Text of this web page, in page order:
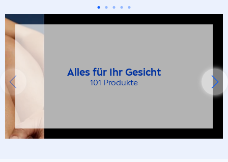
Body Luminous
Calm & Care
Alles für Ihr Gesicht
101 Produkte